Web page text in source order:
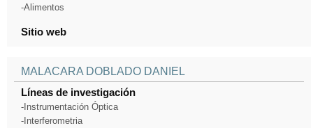
-Alimentos
Sitio web
MALACARA DOBLADO DANIEL
Líneas de investigación
-Instrumentación Óptica
-Interferometria